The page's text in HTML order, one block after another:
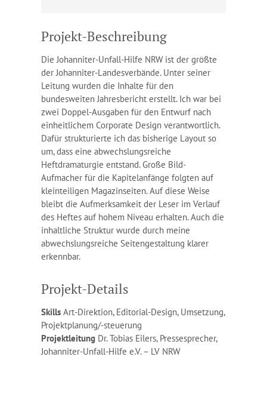
Projekt-Beschreibung
Die Johanniter-Unfall-Hilfe NRW ist der größte
der Johanniter-Landesverbände. Unter seiner
Leitung wurden die Inhalte für den
bundesweiten Jahresbericht erstellt. Ich war bei
zwei Doppel-Ausgaben für den Entwurf nach
einheitlichem Corporate Design verantwortlich.
Dafür strukturierte ich das bisherige Layout so
um, dass eine abwechslungsreiche
Heftdramaturgie entstand. Große Bild-
Aufmacher für die Kapitelanfänge folgten auf
kleinteiligen Magazinseiten. Auf diese Weise
bleibt die Aufmerksamkeit der Leser im Verlauf
des Heftes auf hohem Niveau erhalten. Auch die
inhaltliche Struktur wurde durch meine
abwechslungsreiche Seitengestaltung klarer
erkennbar.
Projekt-Details
SkillsArt-Direktion, Editorial-Design, Umsetzung,
Projektplanung/-steuerung
Projektleitung Dr. Tobias Eilers, Pressesprecher,
Johanniter-Unfall-Hilfe e.V. – LV NRW